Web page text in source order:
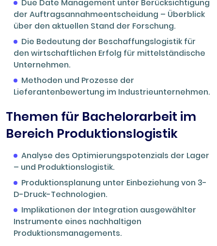
Due Date Management unter Berücksichtigung
der Auftragsannahmeentscheidung – Überblick
über den aktuellen Stand der Forschung.
Die Bedeutung der Beschaffungslogistik für
den wirtschaftlichen Erfolg für mittelständische
Unternehmen.
Methoden und Prozesse der
Lieferantenbewertung im Industrieunternehmen.
Themen für Bachelorarbeit im
Bereich Produktionslogistik
Analyse des Optimierungspotenzials der Lager
– und Produktionslogistik.
Produktionsplanung unter Einbeziehung von 3-
D-Druck-Technologien.
Implikationen der Integration ausgewählter
Instrumente eines nachhaltigen
Produktionsmanagements.